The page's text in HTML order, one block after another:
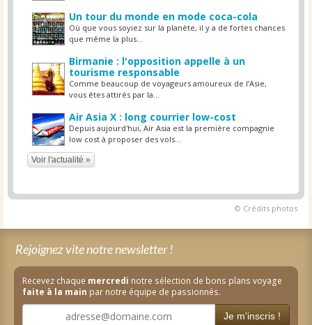
Un tour du monde en mode coca-cola
Où que vous soyiez sur la planète, il y a de fortes chances
que même la plus...
Birmanie : l'opposition appelle à un
tourisme responsable
Comme beaucoup de voyageurs amoureux de l’Asie,
vous êtes attirés par la...
Air Asia X : long courrier low-cost
Depuis aujourd'hui, Air Asia est la première compagnie
low cost à proposer des vols...
Voir l'actualité »
© Crédits photos
Rejoignez vite notre newsletter !
Recevez chaque mercredi notre sélection de bons plans voyage
faite à la main par notre équipe de passionnés.
Je m'inscris !